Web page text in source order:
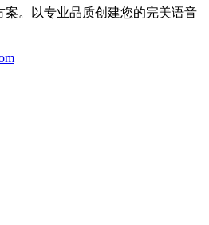
。以专业品质创建您的完美语音